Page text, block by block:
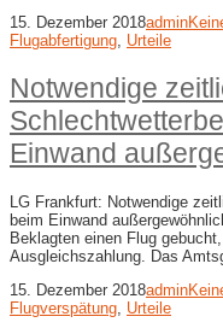
15. Dezember 2018admin
Flugabfertigung, Urteile
Notwendige
Einwand
LG Frankfurt: Notwendige
beim Einwand
Beklagten einen Flug
Ausgleichszahlung. Das
15. Dezember 2018admin
Flugverspätung, Urteile